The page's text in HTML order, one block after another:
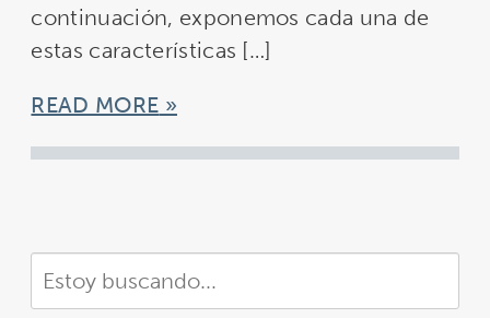
continuación, exponemos cada una de
estas características […]
READ MORE
Buscar
en